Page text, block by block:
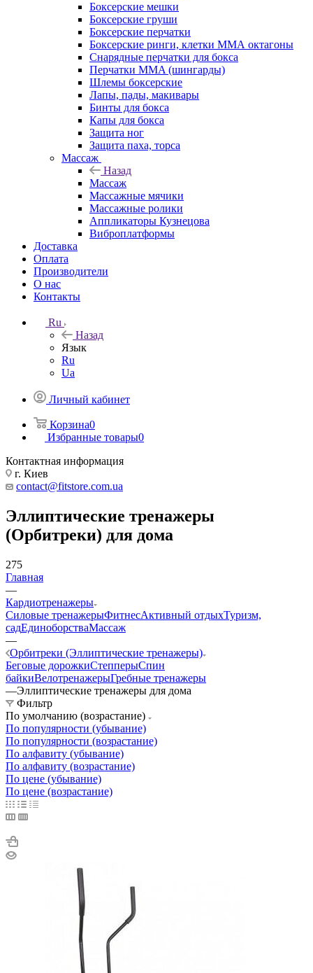
Боксерские мешки
Боксерские груши
Боксерские перчатки
Боксерские ринги, клетки ММА октагоны
Снарядные перчатки для бокса
Перчатки MMA (шингарды)
Шлемы боксерские
Лапы, пады, макивары
Бинты для бокса
Капы для бокса
Защита ног
Защита паха, торса
Массаж
Назад
Массаж
Массажные мячики
Массажные ролики
Аппликаторы Кузнецова
Виброплатформы
Доставка
Оплата
Производители
О нас
Контакты
Ru
Назад
Язык
Ru
Ua
Личный кабинет
Корзина0
Избранные товары0
Контактная информация
г. Киев
contact@fitstore.com.ua
Эллиптические тренажеры
(Орбитреки) для дома
275
Главная
—
Кардиотренажеры
Силовые тренажерыФитнесАктивный отдыхТуризм,
садЕдиноборстваМассаж
—
Орбитреки (Эллиптические тренажеры)
Беговые дорожкиСтепперыСпин
байкиВелотренажерыГребные тренажеры
—Эллиптические тренажеры для дома
Фильтр
По умолчанию (возрастание)
По популярности (убывание)
По популярности (возрастание)
По алфавиту (убывание)
По алфавиту (возрастание)
По цене (убывание)
По цене (возрастание)